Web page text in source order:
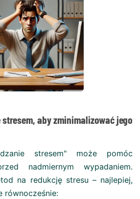
aby zminimalizować jego
stresem" może pomóc
nadmiernym wypadaniem.
na redukcję stresu – najlepiej,
równocześnie: